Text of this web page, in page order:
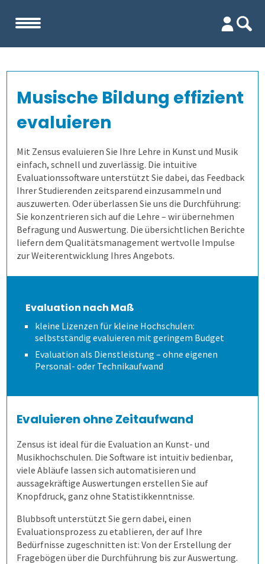
Unternehmen
Firma
Kennenlernen
Referenzen
Schulungen und Webinare
Datenschutz
Karriere
Newsletter
Wofür ist es gut?
Lehrevaluation
Kursevaluation
Modulevaluation
Internationale Studiengänge
Online Evaluieren
Online in Präsenz
Wer erfährt was, und wie?
Auswertungen direkt abrufen
Anonymität sicherstellen
Ergebnisse
Auswertungen je Zielgruppe
Interaktive Statistik
Mehr aus Daten herausholen
Datensparsamkeit
Wie finden wir die Antworten?
Verschiedene Fragetypen
Gezielt führen
Modulare Fragebögen
Wie spart es Zeit?
Zeitsteuerung
Lehrende helfen mit
Sicherer Zugang
Wandel im Blick behalten
Fernsteuerung
Wem kann es helfen?
Volkshochschulen
Universitäten
Hochschulen
Duales Studium
Kunst und Musik
Allen, die evaluieren!
Musische Bildung effizient
evaluieren
Mit Zensus evaluieren Sie Ihre Lehre in Kunst und Musik
einfach, schnell und zuverlässig. Die intuitive
Evaluationssoftware unterstützt Sie dabei, das Feedback
Ihrer Studierenden zeitsparend einzusammeln und
auszuwerten. Oder überlassen Sie uns die Durchführung:
Sie konzentrieren sich auf die Lehre – wir übernehmen
Befragung und Auswertung. Die übersichtlichen Berichte
liefern dem Qualitätsmanagement wertvolle Impulse
zur Weiterentwicklung Ihres Angebots.
Evaluation nach Maß
kleine Lizenzen für kleine Hochschulen:
selbstständig evaluieren mit geringem Budget
Evaluation als Dienstleistung – ohne eigenen
Personal- oder Technikaufwand
Evaluieren ohne Zeitaufwand
Zensus ist ideal für die Evaluation an Kunst- und
Musikhochschulen. Die Software ist intuitiv bedienbar,
viele Abläufe lassen sich automatisieren und
aussagekräftige Auswertungen erstellen Sie auf
Knopfdruck, ganz ohne Statistikkenntnisse.
Blubbsoft unterstützt Sie gern dabei, einen
Evaluationsprozess zu etablieren, der auf Ihre
Bedürfnisse zugeschnitten ist: Von der Erstellung der
Fragebögen über die Durchführung bis zur Auswertung.